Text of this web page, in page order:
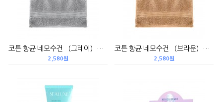
코튼 항균 네모수건 （그레이）家得丽 精梳细绒棉抗菌方巾/棕色（绿叶毛巾） (25新品）
2,580원
코튼 항균 네모수건 （브라운）家得丽 精梳细绒棉抗菌方巾/棕色（绿叶毛巾） (25新品）
2,580원